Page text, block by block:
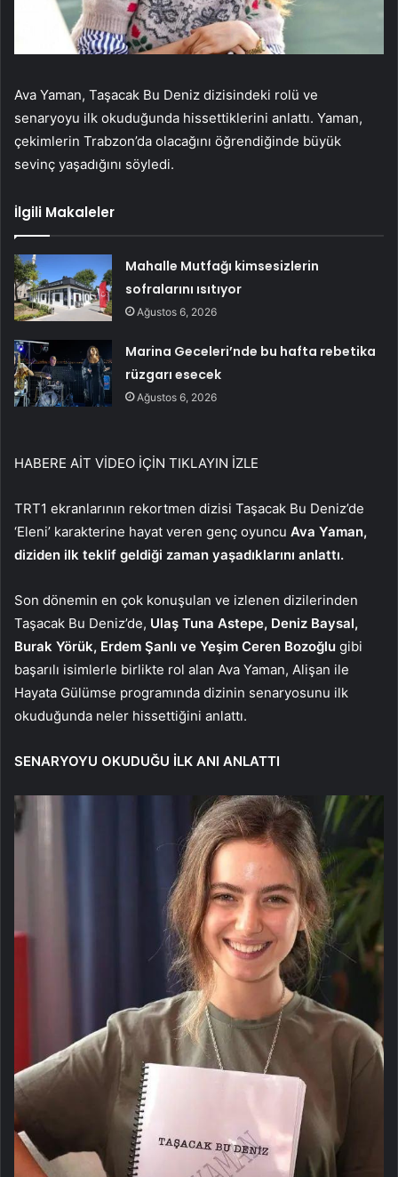
Ava Yaman, Taşacak Bu Deniz dizisindeki rolü ve
senaryoyu ilk okuduğunda hissettiklerini anlattı. Yaman,
çekimlerin Trabzon’da olacağını öğrendiğinde büyük
sevinç yaşadığını söyledi.
İlgili Makaleler
Mahalle Mutfağı kimsesizlerin
sofralarını ısıtıyor
Ağustos 6, 2026
Marina Geceleri’nde bu hafta rebetika
rüzgarı esecek
Ağustos 6, 2026
HABERE AİT VİDEO İÇİN TIKLAYIN İZLE
TRT1 ekranlarının rekortmen dizisi Taşacak Bu Deniz’de
‘Eleni’ karakterine hayat veren genç oyuncu Ava Yaman,
diziden ilk teklif geldiği zaman yaşadıklarını anlattı.
Son dönemin en çok konuşulan ve izlenen dizilerinden
Taşacak Bu Deniz’de, Ulaş Tuna Astepe, Deniz Baysal,
Burak Yörük, Erdem Şanlı ve Yeşim Ceren Bozoğlu gibi
başarılı isimlerle birlikte rol alan Ava Yaman, Alişan ile
Hayata Gülümse programında dizinin senaryosunu ilk
okuduğunda neler hissettiğini anlattı.
SENARYOYU OKUDUĞU İLK ANI ANLATTI